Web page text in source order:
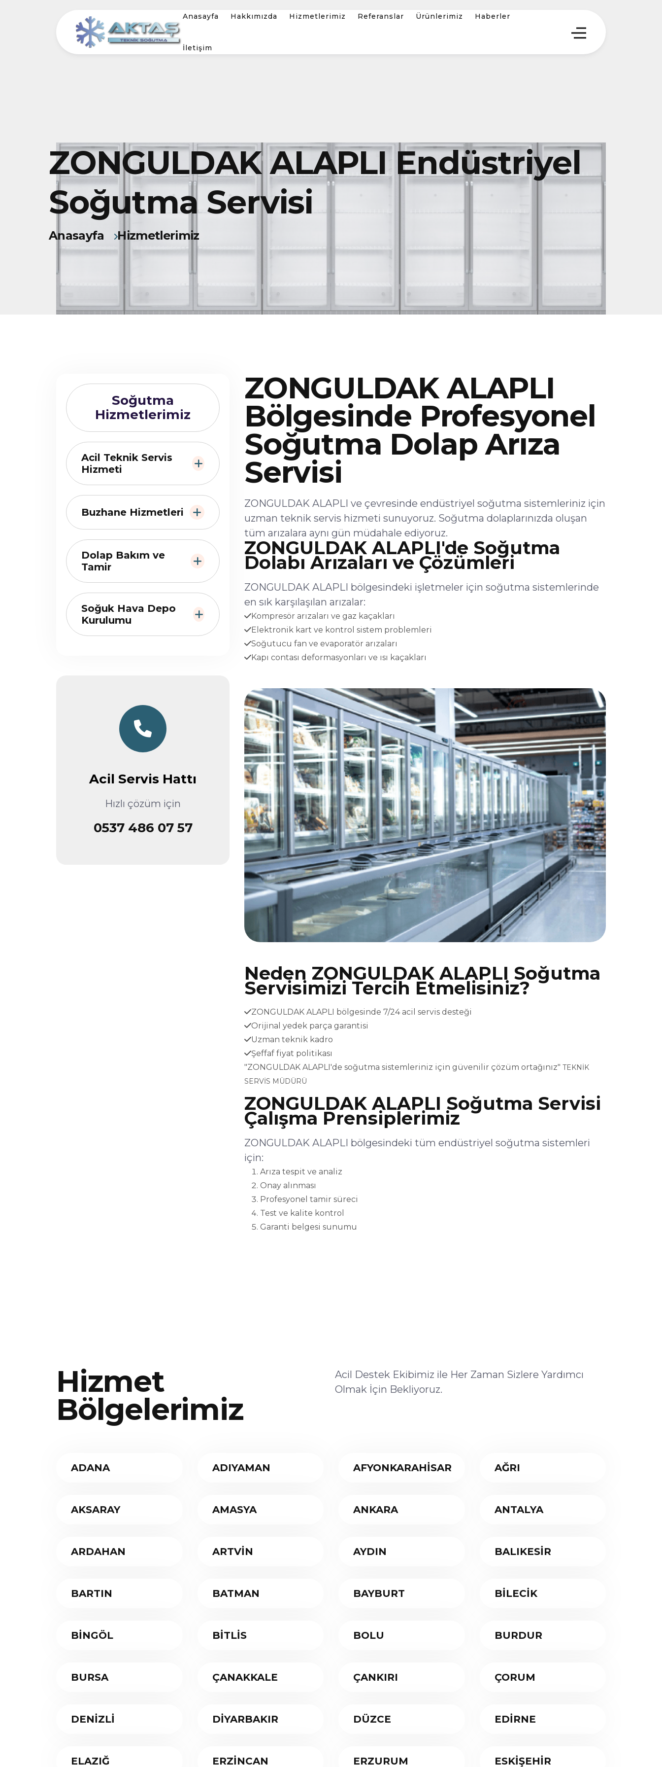
Anasayfa Hakkımızda Hizmetlerimiz Referanslar Ürünlerimiz Haberler
İletişim
ZONGULDAK ALAPLI Endüstriyel
Soğutma Servisi
Anasayfa Hizmetlerimiz
Soğutma
Hizmetlerimiz
Acil Teknik Servis
Hizmeti
Buzhane Hizmetleri
Dolap Bakım ve
Tamir
Soğuk Hava Depo
Kurulumu
Acil Servis Hattı
Hızlı çözüm için
0537 486 07 57
ZONGULDAK ALAPLI
Bölgesinde Profesyonel
Soğutma Dolap Arıza
Servisi
ZONGULDAK ALAPLI ve çevresinde endüstriyel soğutma sistemleriniz için
uzman teknik servis hizmeti sunuyoruz. Soğutma dolaplarınızda oluşan
tüm arızalara aynı gün müdahale ediyoruz.
ZONGULDAK ALAPLI'de Soğutma
Dolabı Arızaları ve Çözümleri
ZONGULDAK ALAPLI bölgesindeki işletmeler için soğutma sistemlerinde
en sık karşılaşılan arızalar:
Kompresör arızaları ve gaz kaçakları
Elektronik kart ve kontrol sistem problemleri
Soğutucu fan ve evaporatör arızaları
Kapı contası deformasyonları ve ısı kaçakları
Neden ZONGULDAK ALAPLI Soğutma
Servisimizi Tercih Etmelisiniz?
ZONGULDAK ALAPLI bölgesinde 7/24 acil servis desteği
Orijinal yedek parça garantisi
Uzman teknik kadro
Şeffaf fiyat politikası
"ZONGULDAK ALAPLI'de soğutma sistemleriniz için güvenilir çözüm ortağınız" TEKNİK
SERVİS MÜDÜRÜ
ZONGULDAK ALAPLI Soğutma Servisi
Çalışma Prensiplerimiz
ZONGULDAK ALAPLI bölgesindeki tüm endüstriyel soğutma sistemleri
için:
Arıza tespit ve analiz
Onay alınması
Profesyonel tamir süreci
Test ve kalite kontrol
Garanti belgesi sunumu
Hizmet
Bölgelerimiz
Acil Destek Ekibimiz ile Her Zaman Sizlere Yardımcı
Olmak İçin Bekliyoruz.
ADANA ADIYAMAN AFYONKARAHİSAR AĞRI
AKSARAY AMASYA ANKARA ANTALYA
ARDAHAN ARTVİN AYDIN BALIKESİR
BARTIN BATMAN BAYBURT BİLECİK
BİNGÖL BİTLİS BOLU BURDUR
BURSA ÇANAKKALE ÇANKIRI ÇORUM
DENİZLİ DİYARBAKIR DÜZCE EDİRNE
ELAZIĞ ERZİNCAN ERZURUM ESKİŞEHİR